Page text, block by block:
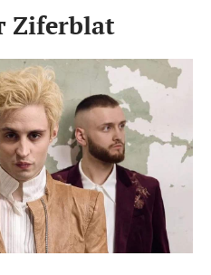
Ziferblat